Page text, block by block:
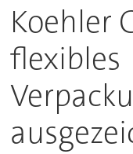
Koehler
flexibles